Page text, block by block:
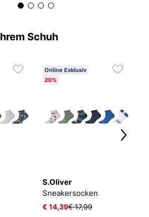
Schuh
Online Exklusiv
20%
S.Oliver
Sneakersocken
€ 14,39€ 17,99